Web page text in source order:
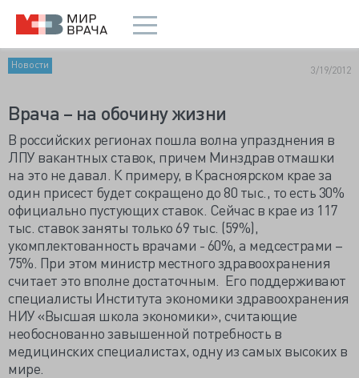
Новости 3/19/2012
Врача – на обочину жизни
В российских регионах пошла волна упразднения в
ЛПУ вакантных ставок, причем Минздрав отмашки
на это не давал. К примеру, в Красноярском крае за
один присест будет сокращено до 80 тыс., то есть 30%
официально пустующих ставок. Сейчас в крае из 117
тыс. ставок заняты только 69 тыс. (59%),
укомплектованность врачами - 60%, а медсестрами –
75%. При этом министр местного здравоохранения
считает это вполне достаточным. Его поддерживают
специалисты Института экономики здравоохранения
НИУ «Высшая школа экономики», считающие
необоснованно завышенной потребность в
медицинских специалистах, одну из самых высоких в
мире.